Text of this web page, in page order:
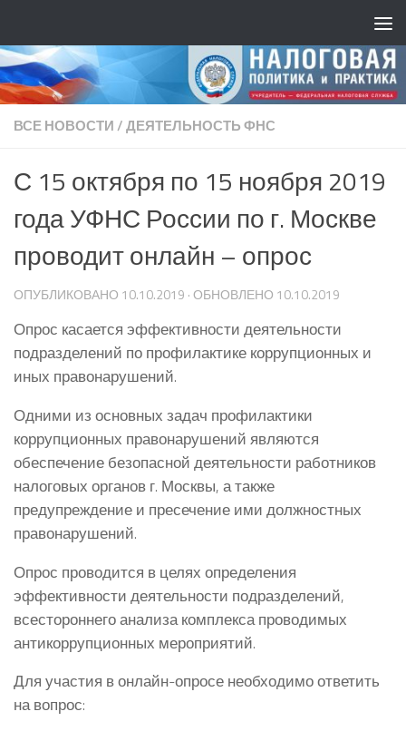
ВСЕ НОВОСТИ/ДЕЯТЕЛЬНОСТЬ ФНС
С 15 октября по 15 ноября 2019
года УФНС России по г. Москве
проводит онлайн – опрос
ОПУБЛИКОВАНО 10.10.2019 · ОБНОВЛЕНО 10.10.2019
Опрос касается эффективности деятельности
подразделений по профилактике коррупционных и
иных правонарушений.
Одними из основных задач профилактики
коррупционных правонарушений являются
обеспечение безопасной деятельности работников
налоговых органов г. Москвы, а также
предупреждение и пресечение ими должностных
правонарушений.
Опрос проводится в целях определения
эффективности деятельности подразделений,
всестороннего анализа комплекса проводимых
антикоррупционных мероприятий.
Для участия в онлайн-опросе необходимо ответить
на вопрос: